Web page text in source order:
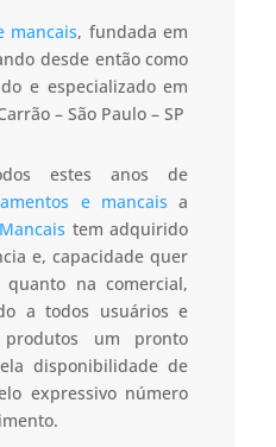
mancais, fundada em
desde então como
e especializado em
– São Paulo – SP
estes anos de
e mancais a
tem adquirido
e, capacidade quer
na comercial,
a todos usuários e
produtos um pronto
disponibilidade de
expressivo número